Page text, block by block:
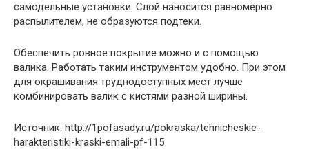
самодельные установки. Слой наносится равномерно
распылителем, не образуются подтеки.
Обеспечить ровное покрытие можно и с помощью
валика. Работать таким инструментом удобно. При этом
для окрашивания труднодоступных мест лучше
комбинировать валик с кистями разной ширины.
Источник: http://1pofasady.ru/pokraska/tehnicheskie-
harakteristiki-kraski-emali-pf-115